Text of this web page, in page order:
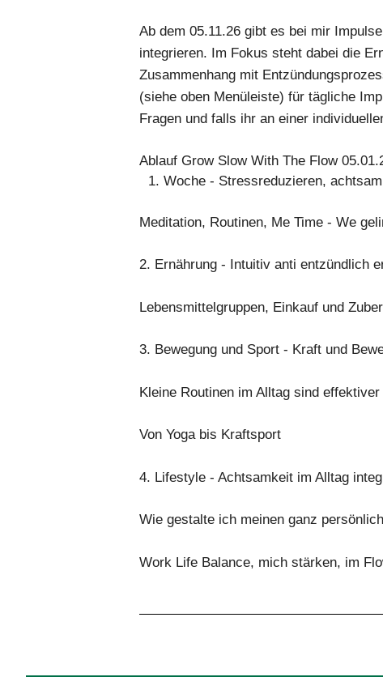
Ab dem 05.11.26 gibt es bei mir
integrieren. Im Fokus steht dabei die
Zusammenhang mit
(siehe oben Menüleiste) für tägliche
Fragen und falls ihr an einer
Ablauf Grow Slow With The Flow
Woche - Stressreduzieren,
Meditation, Routinen, Me Time - We
2. Ernährung - Intuitiv anti entzündlich
Lebensmittelgruppen, Einkauf und
3. Bewegung und Sport - Kraft und
Kleine Routinen im Alltag sind
Von Yoga bis Kraftsport
4. Lifestyle - Achtsamkeit im Alltag
Wie gestalte ich meinen ganz
Work Life Balance, mich stärken, im